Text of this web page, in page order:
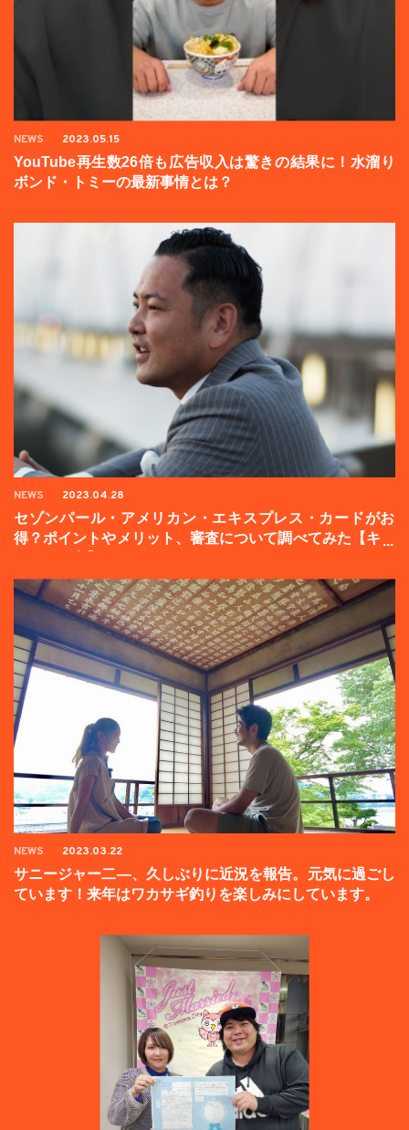
NEWS 2023.05.15
YouTube再生数26倍も広告収入は驚きの結果に！水溜り
ボンド・トミーの最新事情とは？
NEWS 2023.04.28
セゾンパール・アメリカン・エキスプレス・カードがお
得？ポイントやメリット、審査について調べてみた【キャ
NEWS 2023.03.22
サニージャー二―、久しぶりに近況を報告。元気に過ごし
ています！来年はワカサギ釣りを楽しみにしています。